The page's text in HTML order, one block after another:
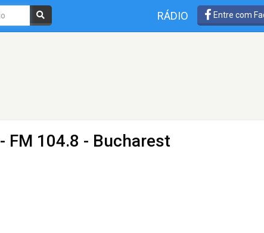
RÁDIO Entre com
- FM 104.8 - Bucharest